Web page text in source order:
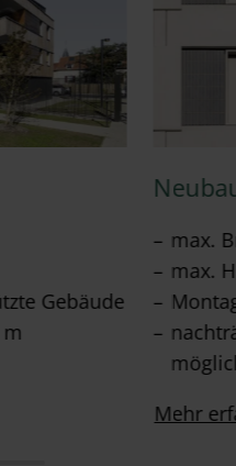
Gebäude
max.
max.
Mehr